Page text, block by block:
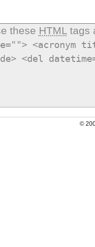
these HTMLtags
<acronym
<del
©